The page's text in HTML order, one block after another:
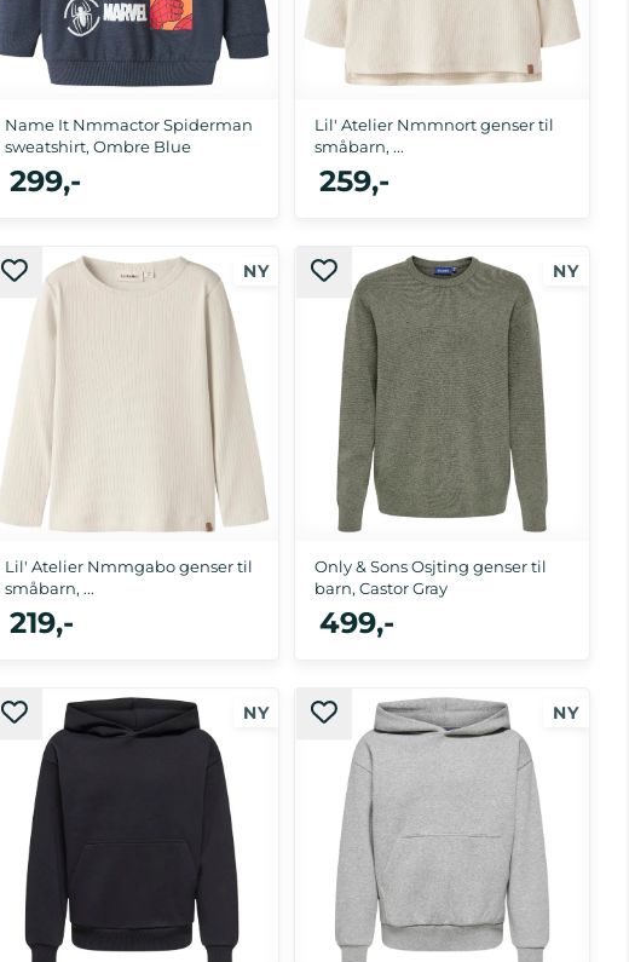
Name It Nmmactor Spiderman
sweatshirt, Ombre Blue
86, 92, 98, 104, 110, 116
299,-
Lil' Atelier Nmmnort genser til
småbarn, ...
92, 98, 104, 110, 116, 122/128
259,-
Lil' Atelier Nmmgabo genser til
småbarn, ...
92, 98, 104, 110, 116, 122/128
219,-
Only & Sons Osjting genser til
barn, Castor Gray
122/128, 134/140, 146/152, 158/164, 170/176
499,-